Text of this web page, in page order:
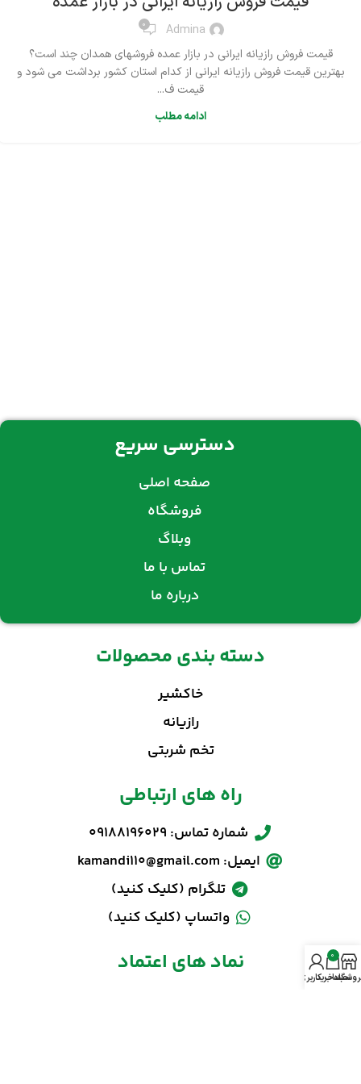
Admina
0
قیمت فروش رازیانه ایرانی در بازار عمده فروشهای همدان چند است؟
بهترین قیمت فروش رازیانه ایرانی از کدام استان کشور برداشت می شود و
قیمت ف...
ادامه مطلب
دسترسی سریع
صفحه اصلی
فروشگاه
وبلاگ
تماس با ما
درباره ما
دسته بندی محصولات
خاکشیر
رازیانه
تخم شربتی
راه های ارتباطی
شماره تماس: 09188196029
ایمیل: kamandi110@gmail.com
تلگرام (کلیک کنید)
واتساپ (کلیک کنید)
نماد های اعتماد 0
سبد خرید
حساب کاربری من